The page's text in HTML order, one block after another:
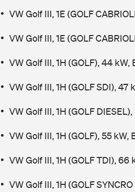
VW Golf III, 1E (GOLF
VW Golf III, 1E (GOLF
VW Golf III, 1H (GOLF), 44
VW Golf III, 1H (GOLF SDI), 47
VW Golf III, 1H (GOLF
VW Golf III, 1H (GOLF), 55
VW Golf III, 1H (GOLF TDI),
VW Golf III, 1H (GOLF